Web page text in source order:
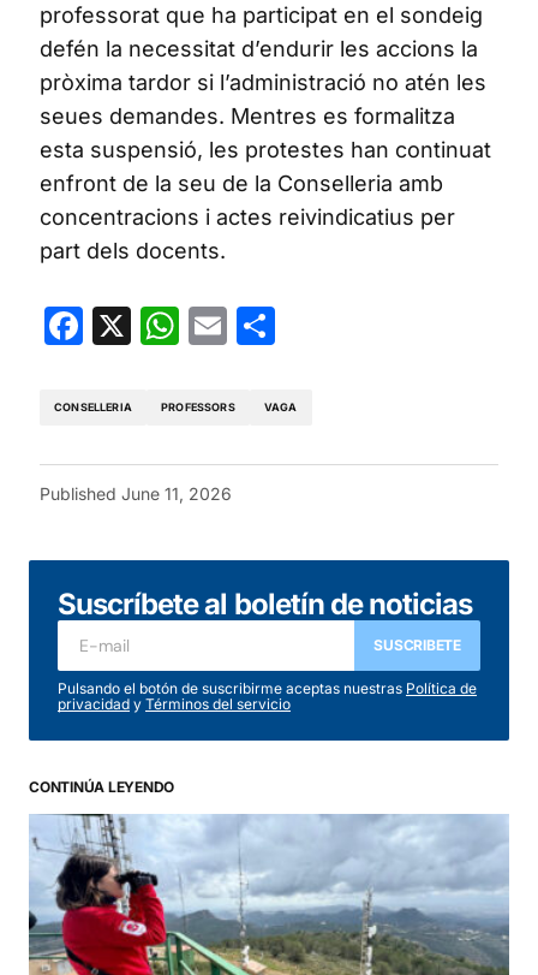
professorat que ha participat en el sondeig
defén la necessitat d’endurir les accions la
pròxima tardor si l’administració no atén les
seues demandes. Mentres es formalitza
esta suspensió, les protestes han continuat
enfront de la seu de la Conselleria amb
concentracions i actes reivindicatius per
part dels docents.
Facebook
X WhatsApp
Email
CONSELLERIA PROFESSORS VAGA
Published June 11, 2026
Suscríbete al boletín de noticias
SUSCRIBETE
Pulsando el botón de suscribirme aceptas nuestras Política de
privacidad y Términos del servicio
CONTINÚA LEYENDO